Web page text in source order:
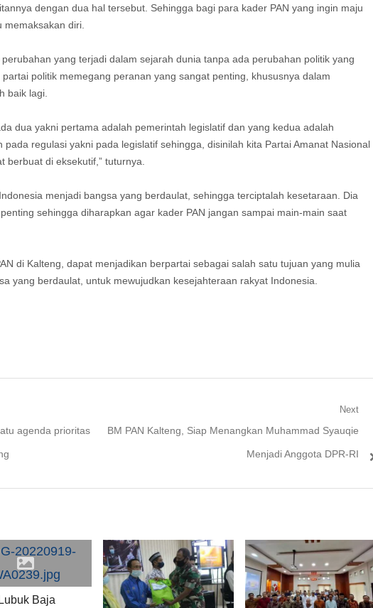
dengan dua hal tersebut. Sehingga bagi para kader PAN yang ingin maju
diri.
yang terjadi dalam sejarah dunia tanpa ada perubahan politik yang
politik memegang peranan yang sangat penting, khususnya dalam
baik lagi.
dua yakni pertama adalah pemerintah legislatif dan yang kedua adalah
regulasi yakni pada legislatif sehingga, disinilah kita Partai Amanat Nasional
berbuat di eksekutif,” tuturnya.
menjadi bangsa yang berdaulat, sehingga terciptalah kesetaraan. Dia
sehingga diharapkan agar kader PAN jangan sampai main-main saat
di Kalteng, dapat menjadikan berpartai sebagai salah satu tujuan yang mulia
yang berdaulat, untuk mewujudkan kesejahteraan rakyat Indonesia.
agenda prioritas
Next
Next
BM PAN Kalteng, Siap Menangkan Muhammad Syauqie
Menjadi Anggota DPR-RI
Baja